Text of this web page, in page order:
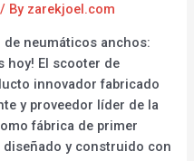
/ By zarekjoel.com
neumáticos anchos:
hoy! El scooter de
innovador fabricado
y proveedor líder de la
fábrica de primer
diseñado y construido con